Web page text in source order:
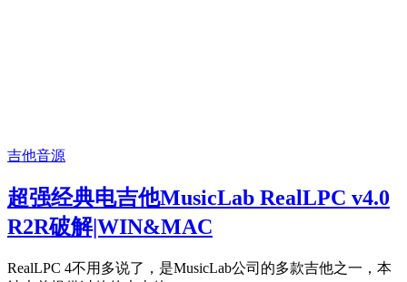
吉他音源
超强经典电吉他MusicLab RealLPC v4.0
R2R破解|WIN&MAC
RealLPC 4不用多说了，是MusicLab公司的多款吉他之一，本